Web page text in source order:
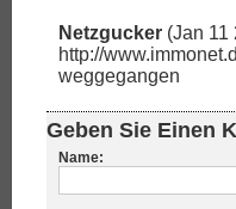
Netzgucker (Jan 11
http://
weggegangen
Geben Sie Einen
Name: